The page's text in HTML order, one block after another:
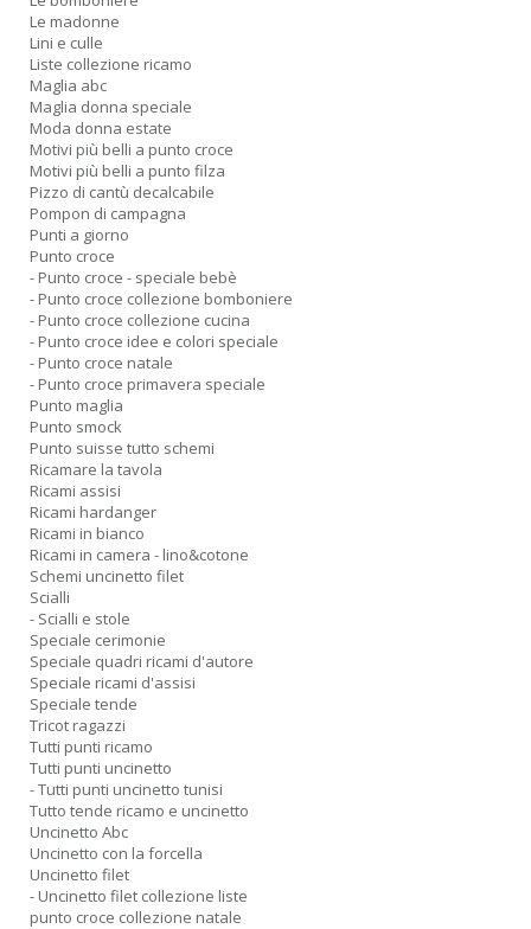
Le madonne
Lini e culle
Liste collezione ricamo
Maglia abc
Maglia donna speciale
Moda donna estate
Motivi più belli a punto croce
Motivi più belli a punto filza
Pizzo di cantù decalcabile
Pompon di campagna
Punti a giorno
Punto croce
- Punto croce - speciale bebè
- Punto croce collezione bomboniere
- Punto croce collezione cucina
- Punto croce idee e colori speciale
- Punto croce natale
- Punto croce primavera speciale
Punto maglia
Punto smock
Punto suisse tutto schemi
Ricamare la tavola
Ricami assisi
Ricami hardanger
Ricami in bianco
Ricami in camera - lino&cotone
Schemi uncinetto filet
Scialli
- Scialli e stole
Speciale cerimonie
Speciale quadri ricami d'autore
Speciale ricami d'assisi
Speciale tende
Tricot ragazzi
Tutti punti ricamo
Tutti punti uncinetto
- Tutti punti uncinetto tunisi
Tutto tende ricamo e uncinetto
Uncinetto Abc
Uncinetto con la forcella
Uncinetto filet
- Uncinetto filet collezione liste
punto croce collezione natale